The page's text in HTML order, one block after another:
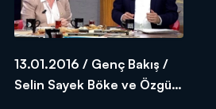
13.01.2016 / Genç Bakış /
Selin Sayek Böke ve Özgür